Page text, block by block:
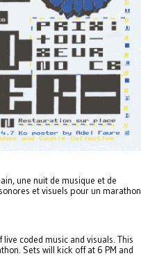
une nuit de musique et de
et visuels pour un marathon
coded music and visuals. This
Sets will kick off at 6 PM and